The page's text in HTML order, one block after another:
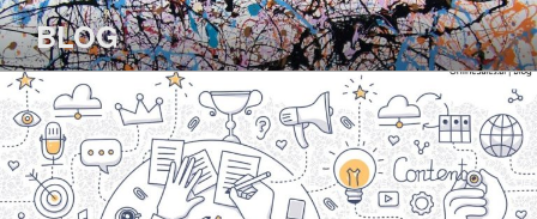
Перейти
к
содержимому
BLOG